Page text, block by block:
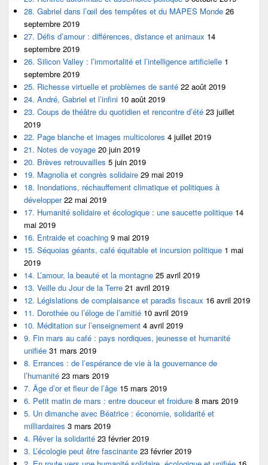
28. Gabriel dans l’œil des tempêtes et du MAPES Monde 26
septembre 2019
27. Défis d’amour : différences, distance et animaux 14
septembre 2019
26. Silicon Valley : l’immortalité et l’intelligence artificielle 1
septembre 2019
25. Richesse virtuelle et problèmes de santé 22 août 2019
24. André, Gabriel et l’infini 10 août 2019
23. Coups de théâtre du quotidien et rencontre d’été 23 juillet
2019
22. Page blanche et images multicolores 4 juillet 2019
21. Notes de voyage 20 juin 2019
20. Brèves retrouvailles 5 juin 2019
19. Magnolia et congrès solidaire 29 mai 2019
18. Inondations, réchauffement climatique et politiques à
développer 22 mai 2019
17. Humanité solidaire et écologique : une saucette politique 14
mai 2019
16. Entraide et coaching 9 mai 2019
15. Séquoias géants, café équitable et incursion politique 1 mai
2019
14. L’amour, la beauté et la montagne 25 avril 2019
13. Veille du Jour de la Terre 21 avril 2019
12. Législations de complaisance et paradis fiscaux 16 avril 2019
11. Dorothée ou l’éloge de l’amitié 10 avril 2019
10. Méditation sur l’enseignement 4 avril 2019
9. Fin mars au café : pays nordiques, jeunesse et humanité
unifiée 31 mars 2019
8. Errances : de l’espérance de vie à la gouvernance de
l’humanité 23 mars 2019
7. Âge d’or et fleur de l’âge 15 mars 2019
6. Petit matin de mars : entre douceur et froidure 8 mars 2019
5. Un dimanche avec Béatrice : économie, solidarité et
milliardaires 3 mars 2019
4. Rêver la solidarité 23 février 2019
3. L’écologie peut être fascinante 23 février 2019